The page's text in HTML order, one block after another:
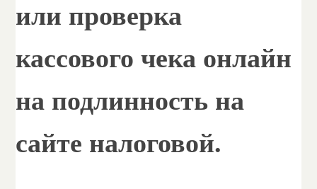
или проверка
кассового чека онлайн
на подлинность на
сайте налоговой.